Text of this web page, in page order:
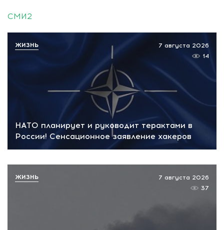
СМИ2
НАТО планирует и руководит терактами в
России! Сенсационное заявление хакеров
7 августа 2026
14
ЖИЗНЬ
7 августа 2026
37
ЖИЗНЬ